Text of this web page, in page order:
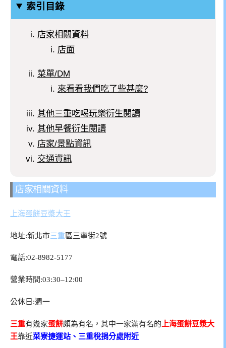
索引目錄
店家相關資料
店面
菜單/DM
來看看我們吃了些甚麼?
其他三重吃喝玩樂衍生閱讀
其他早餐衍生閱讀
店家/景點資訊
交通資訊
店家相關資料
上海蛋餅豆漿大王
地址:新北市三重 區三寧街2號
電話:02-8982-5177
營業時間:03:30–12:00
公休日:週一
三重有幾家蛋餅頗為有名，其中一家滿有名的 上海蛋餅豆漿大
王靠近菜寮捷運站、三重稅捐分處附近